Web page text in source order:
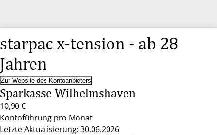
starpac x-tension - ab 28
Jahren
Zur Website des Kontoanbieters
Sparkasse Wilhelmshaven
10,90 €
Kontoführung pro Monat
Letzte Aktualisierung: 30.06.2026